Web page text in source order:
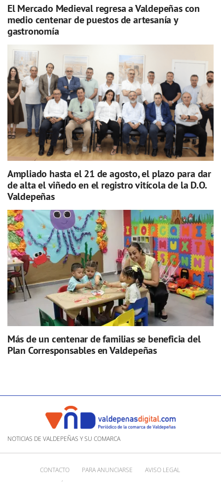
El Mercado Medieval regresa a Valdepeñas con
medio centenar de puestos de artesanía y
gastronomía
Ampliado hasta el 21 de agosto, el plazo para dar
de alta el viñedo en el registro vitícola de la D.O.
Valdepeñas
Más de un centenar de familias se beneficia del
Plan Corresponsables en Valdepeñas
NOTICIAS DE VALDEPEÑAS Y SU COMARCA
CONTACTO PARA ANUNCIARSE
AVISO LEGAL